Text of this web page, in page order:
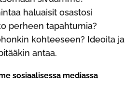
haluaisit osastosi
perheen tapahtumia?
kohteeseen? Ideoita ja
antaa.
sosiaalisessa mediassa